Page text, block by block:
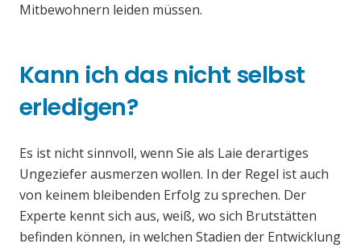
Mitbewohnern leiden müssen.
Kann ich das nicht selbst
erledigen?
Es ist nicht sinnvoll, wenn Sie als Laie derartiges
Ungeziefer ausmerzen wollen. In der Regel ist auch
von keinem bleibenden Erfolg zu sprechen. Der
Experte kennt sich aus, weiß, wo sich Brutstätten
befinden können, in welchen Stadien der Entwicklung